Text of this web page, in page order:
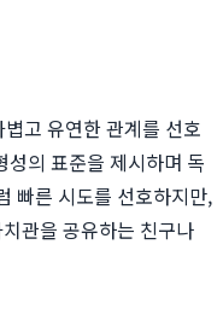
고 유연한 관계를 선호
의 표준을 제시하며 독
빠른 시도를 선호하지만,
관을 공유하는 친구나